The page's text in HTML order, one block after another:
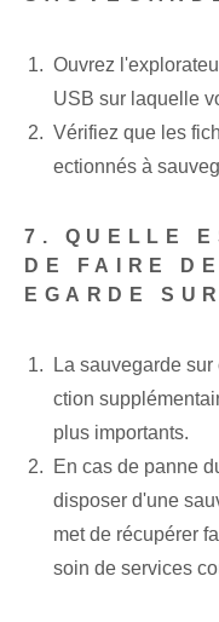
Ouvrez
USB sur laquelle
Vérifiez que les
ectionnés à
7. QUELLE
DE FAIRE
EGARDE
La sauvegarde
ction
plus importants.
En cas de panne
disposer d'une
met de récupérer
soin de services